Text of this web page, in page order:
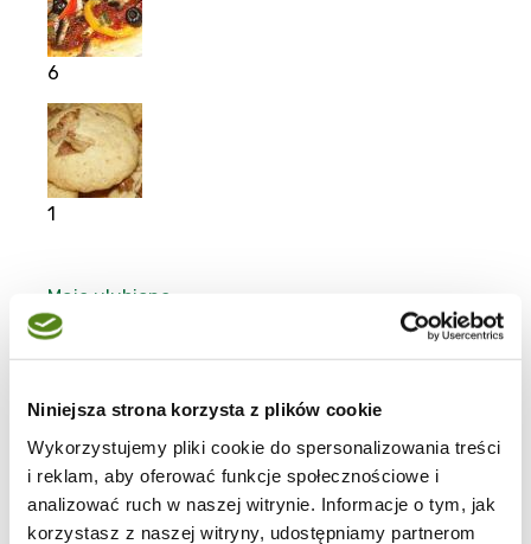
Niniejsza strona korzysta z plików cookie
Wykorzystujemy pliki cookie do spersonalizowania treści
i reklam, aby oferować funkcje społecznościowe i
analizować ruch w naszej witrynie. Informacje o tym, jak
korzystasz z naszej witryny, udostępniamy partnerom
6
1
Moje ulubione
23